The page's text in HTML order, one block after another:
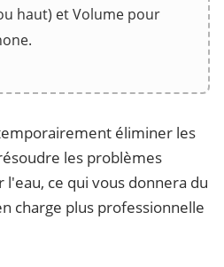
haut) et Volume pour
éliminer les
les problèmes
ce qui vous donnera du
charge plus professionnelle